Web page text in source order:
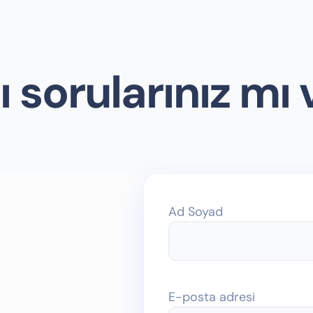
sorularınız mı
Ad Soyad
E-posta adresi